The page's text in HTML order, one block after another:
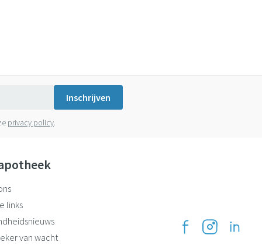
Inschrijven
privacy policy.
links
van wacht